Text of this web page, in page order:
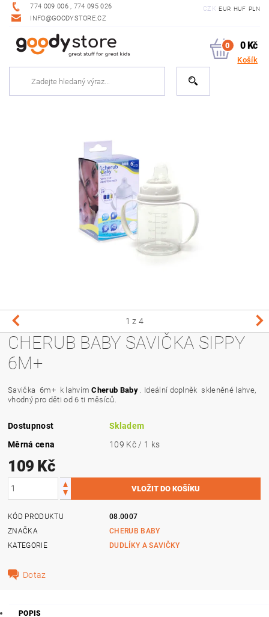
774 009 006 , 774 095 026
INFO@GOODYSTORE.CZ
CZK EUR HUF PLN
0 0 Kč
Košík
1 z 4
CHERUB BABY SAVIČKA SIPPY
6M+
Savička 6m+ k lahvímCherub Baby . Ideální doplněk skleněné lahve,
vhodný pro děti od 6 ti měsíců.
Dostupnost
Skladem
Měrná cena
109 Kč / 1 ks
109 Kč
KÓD PRODUKTU
08.0007
ZNAČKA
CHERUB BABY
KATEGORIE
DUDLÍKY A SAVIČKY
Dotaz
POPIS